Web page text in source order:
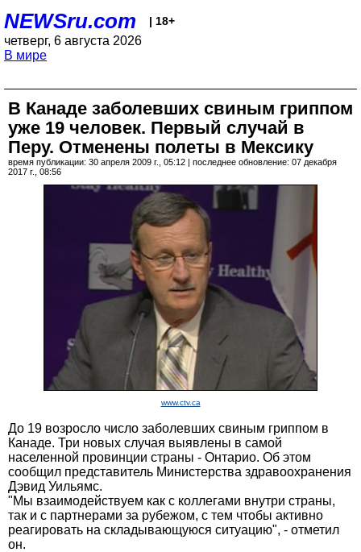
NEWSru.com | 18+
четверг, 6 августа 2026
В мире
В Канаде заболевших свиным гриппом
уже 19 человек. Первый случай в
Перу. Отменены полеты в Мексику
время публикации: 30 апреля 2009 г., 05:12 | последнее обновление: 07 декабря
2017 г., 08:56
www.ctv.ca
До 19 возросло число заболевших свиным гриппом в
Канаде. Три новых случая выявлены в самой
населенной провинции страны - Онтарио. Об этом
сообщил представитель Министерства здравоохранения
Дэвид Уильямс.
"Мы взаимодействуем как с коллегами внутри страны,
так и с партнерами за рубежом, с тем чтобы активно
реагировать на складывающуюся ситуацию", - отметил
он.